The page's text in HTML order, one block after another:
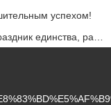
успехом!